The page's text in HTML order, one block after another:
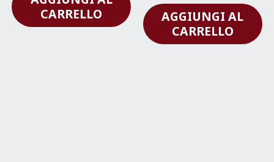
CARRELLO
AGGIUNGI AL
CARRELLO